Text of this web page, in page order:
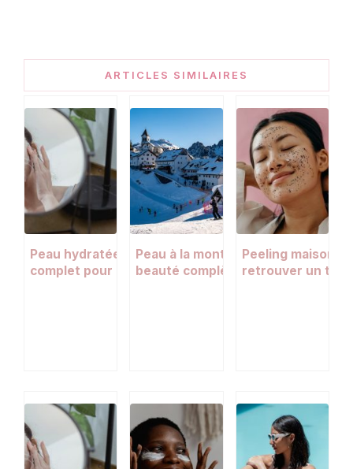
ARTICLES SIMILAIRES
Peau hydratée en hiver : le guide
complet pour affronter le froid sans
Peau à la montagne : la routine
beauté complète pour survivre
Peeling maison :
retrouver un